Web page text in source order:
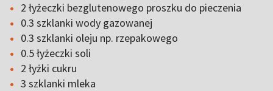
2 łyżeczki bezglutenowego proszku do pieczenia
0.3 szklanki wody gazowanej
0.3 szklanki oleju np. rzepakowego
0.5 łyżeczki soli
2 łyżki cukru
3 szklanki mleka